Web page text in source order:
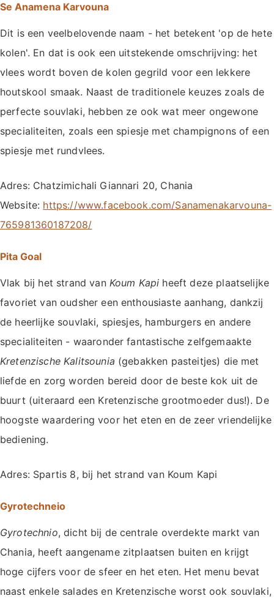
Se Anamena Karvouna
Dit is een veelbelovende naam - het betekent 'op de hete
kolen'. En dat is ook een uitstekende omschrijving: het
vlees wordt boven de kolen gegrild voor een lekkere
houtskool smaak. Naast de traditionele keuzes zoals de
perfecte souvlaki, hebben ze ook wat meer ongewone
specialiteiten, zoals een spiesje met champignons of een
spiesje met rundvlees.
Adres: Chatzimichali Giannari 20, Chania
Website: https://www.facebook.com/Sanamenakarvouna-
765981360187208/
Pita Goal
Vlak bij het strand van Koum Kapi heeft deze plaatselijke
favoriet van oudsher een enthousiaste aanhang, dankzij
de heerlijke souvlaki, spiesjes, hamburgers en andere
specialiteiten - waaronder fantastische zelfgemaakte
Kretenzische Kalitsounia (gebakken pasteitjes) die met
liefde en zorg worden bereid door de beste kok uit de
buurt (uiteraard een Kretenzische grootmoeder dus!). De
hoogste waardering voor het eten en de zeer vriendelijke
bediening.
Adres: Spartis 8, bij het strand van Koum Kapi
Gyrotechneio
Gyrotechnio, dicht bij de centrale overdekte markt van
Chania, heeft aangename zitplaatsen buiten en krijgt
hoge cijfers voor de sfeer en het eten. Het menu bevat
naast enkele salades en Kretenzische worst ook souvlaki,